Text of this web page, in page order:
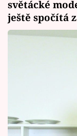
světácké
ještě spočítá